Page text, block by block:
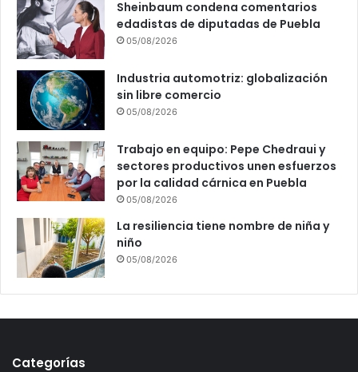
Sheinbaum condena comentarios
edadistas de diputadas de Puebla
05/08/2026
Industria automotriz: globalización
sin libre comercio
05/08/2026
Trabajo en equipo: Pepe Chedraui y
sectores productivos unen esfuerzos
por la calidad cárnica en Puebla
05/08/2026
La resiliencia tiene nombre de niña y
niño
05/08/2026
Categorías